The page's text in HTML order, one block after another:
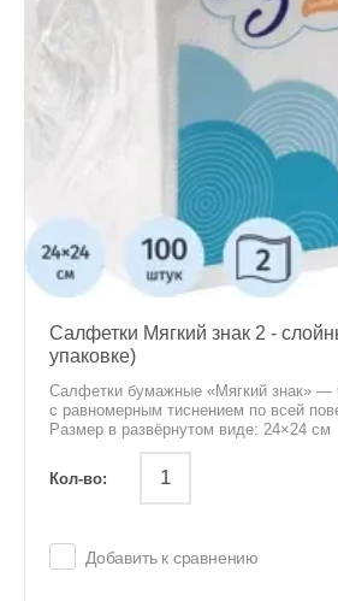
Салфетки Мягкий знак 2 -
упаковке)
Салфетки бумажные «Мягкий знак» —
с равномерным тиснением по всей
Размер в развёрнутом виде: 24×24 см
Кол-во:
Добавить к сравнению